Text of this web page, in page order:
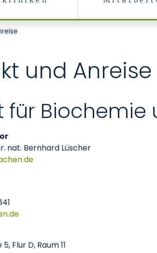
und Anreise
für
nat. Bernhard Lüscher
de
de
Flur D, Raum 11